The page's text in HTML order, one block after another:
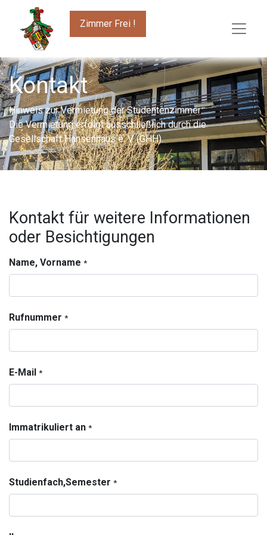
Zimmer Frei !
Kontakt
Hinweis zur Vermietung der Studentenzimmer:
Die Vermietung erfolgt ausschließlich durch die
Gesellschaft Hansenhaus e. V. (GHH).
Kontakt für weitere Informationen
oder Besichtigungen
Name, Vorname *
Rufnummer *
E-Mail *
Immatrikuliert an *
Studienfach,Semester *